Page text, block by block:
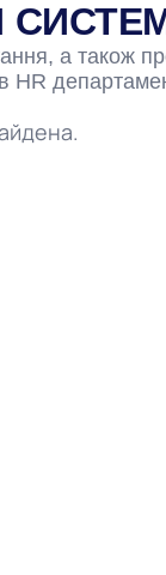
а також
HR